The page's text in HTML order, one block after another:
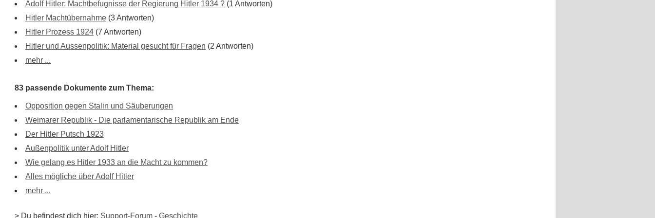
Adolf Hitler: Machtbefugnisse der Regierung Hitler 1934 ? (1 Antworten)
Hitler Machtübernahme (3 Antworten)
Hitler Prozess 1924 (7 Antworten)
Hitler und Aussenpolitik: Material gesucht für Fragen (2 Antworten)
mehr ...
83 passende Dokumente zum Thema:
Opposition gegen Stalin und Säuberungen
Weimarer Republik - Die parlamentarische Republik am Ende
Der Hitler Putsch 1923
Außenpolitik unter Adolf Hitler
Wie gelang es Hitler 1933 an die Macht zu kommen?
Alles mögliche über Adolf Hitler
mehr ...
> Du befindest dich hier: Support-Forum - Geschichte